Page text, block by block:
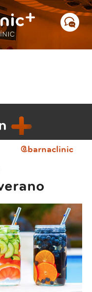
@barnaclinic